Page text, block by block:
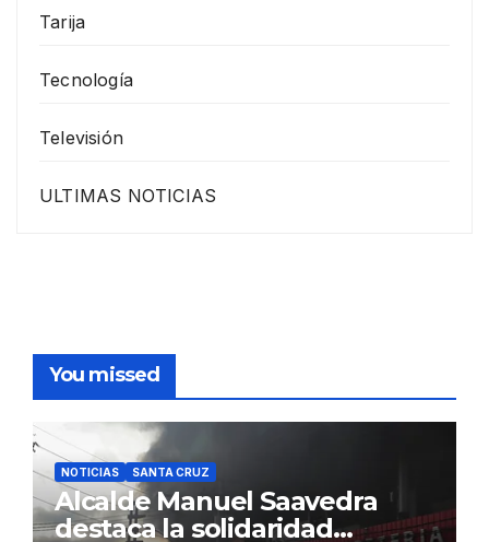
Tarija
Tecnología
Televisión
ULTIMAS NOTICIAS
You missed
NOTICIAS SANTA CRUZ
Alcalde Manuel Saavedra
destaca la solidaridad